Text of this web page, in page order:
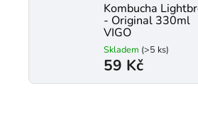
Kombucha
- Original 330ml
VIGO
Skladem (>5 ks)
59 Kč